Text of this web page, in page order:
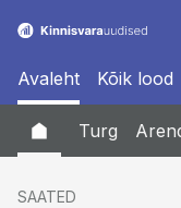
Avaleht Kõik lood
Turg
SAATED